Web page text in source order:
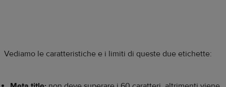
Vediamo le caratteristiche e i limiti di queste due etichette: